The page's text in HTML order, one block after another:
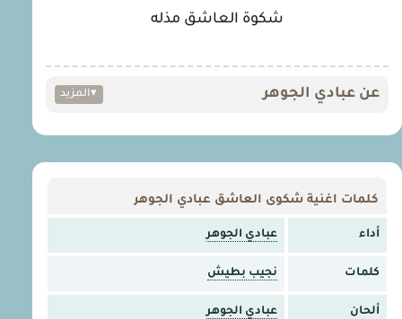
شكوة العاشق مذله
عن عبادي الجوهر ▾المزيد
كلمات اغنية شكوى العاشق عبادي الجوهر
أداء عبادي الجوهر
كلمات نجيب بطيش
ألحان عبادي الجوهر